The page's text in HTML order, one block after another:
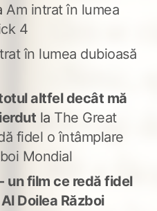
Am intrat în lumea
4
în lumea dubioasă
altfel decât mă
la The Great
fidel o întâmplare
Mondial
un film ce redă fidel
Doilea Război